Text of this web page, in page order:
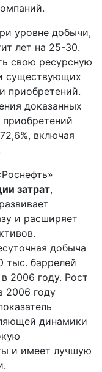
уровне добычи,
лет на 25-30.
свою ресурсную
существующих
приобретений.
доказанных
включая
затрат,
и расширяет
добыча
тыс. баррелей
2006 году. Рост
2006 году
динамики
и имеет лучшую